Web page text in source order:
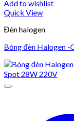
Add to wishlist
Quick View
Đèn halogen
Bóng đèn Halogen -